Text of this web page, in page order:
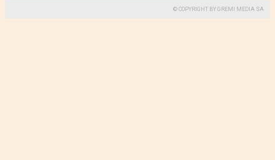
© COPYRIGHT BY GREMI MEDIA SA